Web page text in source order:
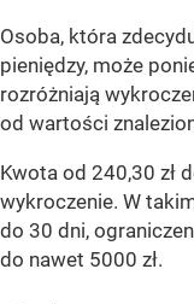
Osoba, która
pieniędzy, może
rozróżniają
od wartości
Kwota od 240,30 zł
wykroczenie. W
do 30 dni,
do nawet 5000 zł.